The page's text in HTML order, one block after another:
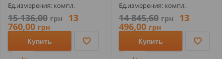
Ед.измерения: компл.
15 136,00 грн 13
760,00 грн
Купить
Ед.измерения: компл.
14 845,60 грн 13
496,00 грн
Купить